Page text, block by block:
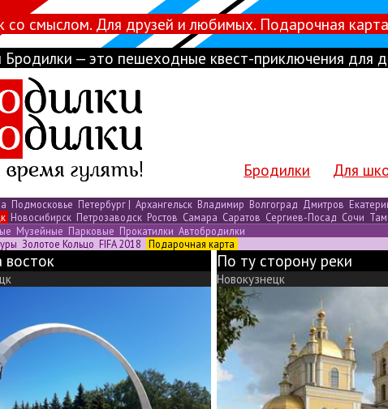
со смыслом. Для друзей и любимых. Подарочная
Бродилки — это пешеходные квест-приключения для
Бродилки Для
Подмосковье Петербург | Архангельск Владимир Волгоград Дмитров
Новосибирск Петрозаводск Ростов Самара Саратов Сергиев-Посад Сочи
Музейные Парковые Прокатилки Автобродилки
Золотое Кольцо FIFA 2018 Подарочная карта
По ту сторону реки
Новокузнецк